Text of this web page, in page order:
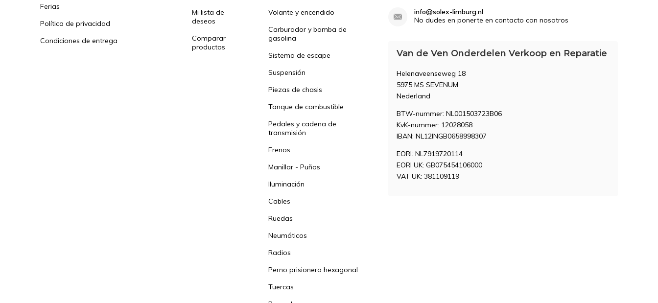
Ferias
Política de privacidad
Condiciones de entrega
Mi lista de
deseos
Comparar
productos
Volante y encendido
Carburador y bomba de
gasolina
Sistema de escape
Suspensión
Piezas de chasis
Tanque de combustible
Pedales y cadena de
transmisión
Frenos
Manillar - Puños
Iluminación
Cables
Ruedas
Neumáticos
Radios
Perno prisionero hexagonal
Tuercas
info@solex-limburg.nl
No dudes en ponerte en contacto con nosotros
Van de Ven Onderdelen Verkoop en Reparatie
Helenaveenseweg 18
5975 MS SEVENUM
Nederland
BTW-nummer: NL001503723B06
KvK-nummer: 12028058
IBAN: NL12INGB0658998307
EORI: NL7919720114
EORI UK: GB075454106000
VAT UK: 381109119